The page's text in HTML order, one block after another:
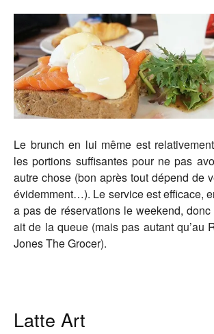
Le brunch en lui même est
les portions suffisantes pour ne pas
autre chose (bon après tout dépend de
évidemment…). Le service est efficace,
a pas de réservations le weekend,
ait de la queue (mais pas autant qu’au
Jones The Grocer).
Latte Art